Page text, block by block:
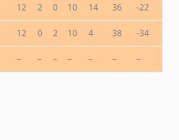
12 2 0 10 14 36 -22
12 0 2 10 4 38 -34
– – – – – – –